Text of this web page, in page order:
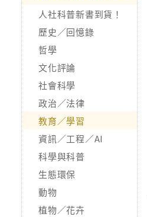
人社科普新書到貨！
歷史／回憶錄
哲學
文化評論
社會科學
政治／法律
教育／學習
資訊／工程／AI
科學與科普
生態環保
動物
植物／花卉